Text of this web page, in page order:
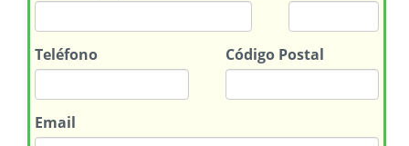
Teléfono Código Postal
Email